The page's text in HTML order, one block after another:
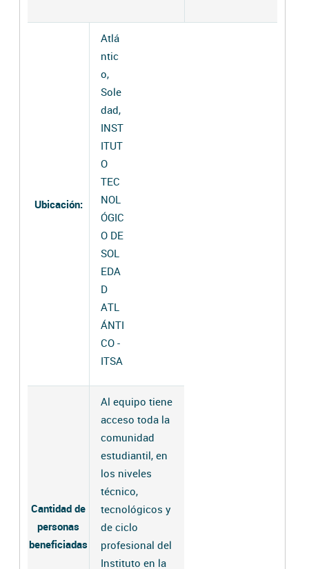
Ubicación:
Atlá
ntic
o,
Sole
dad,
INST
ITUT
O
TEC
NOL
ÓGIC
O DE
SOL
EDA
D
ATL
ÁNTI
CO -
ITSA
Cantidad de
personas
beneficiadas
Al equipo tiene
acceso toda la
comunidad
estudiantil, en
los niveles
técnico,
tecnológicos y
de ciclo
profesional del
Instituto en la